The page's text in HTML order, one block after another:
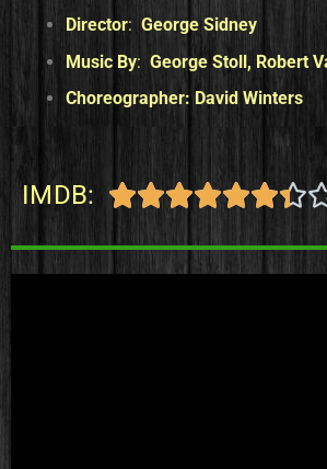
Director: George Sidney
Music By: George Stoll, Robert
Choreographer: David Winters
IMDB: 